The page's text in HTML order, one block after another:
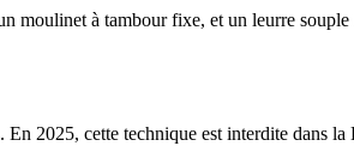
moulinet à tambour fixe, et un leurre
2025, cette technique est interdite